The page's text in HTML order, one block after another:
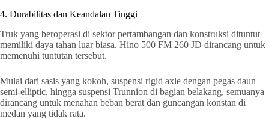
4. Durabilitas dan Keandalan Tinggi
Truk yang beroperasi di sektor pertambangan dan konstruksi dituntut
memiliki daya tahan luar biasa. Hino 500 FM 260 JD dirancang untuk
memenuhi tuntutan tersebut.
Mulai dari sasis yang kokoh, suspensi rigid axle dengan pegas daun
semi-elliptic, hingga suspensi Trunnion di bagian belakang, semuanya
dirancang untuk menahan beban berat dan guncangan konstan di
medan yang tidak rata.